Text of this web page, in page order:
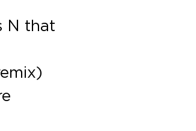
N that